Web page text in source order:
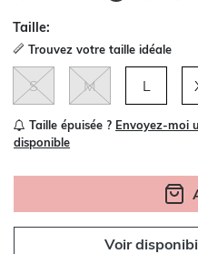
Taille:
Trouvez votre taille idéale
S M L
Taille épuisée ? Envoyez-moi
disponible
Voir